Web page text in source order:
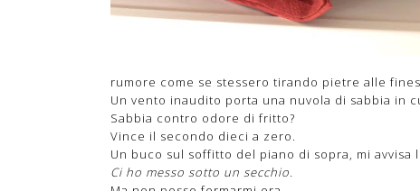
rumore come se stessero tirando pietre alle
Un vento inaudito porta una nuvola di sabbia in
Sabbia contro odore di fritto?
Vince il secondo dieci a zero.
Un buco sul soffitto del piano di sopra, mi
Ci ho messo sotto un secchio.